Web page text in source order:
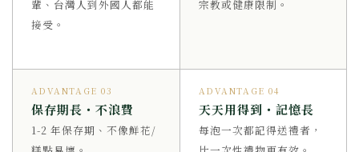
輩、台灣人到外國人都能
接受。
宗教或健康限制。
ADVANTAGE 03
保存期長・不浪費
1-2 年保存期、不像鮮花/
ADVANTAGE 04
天天用得到・記憶長
每泡一次都記得送禮者，